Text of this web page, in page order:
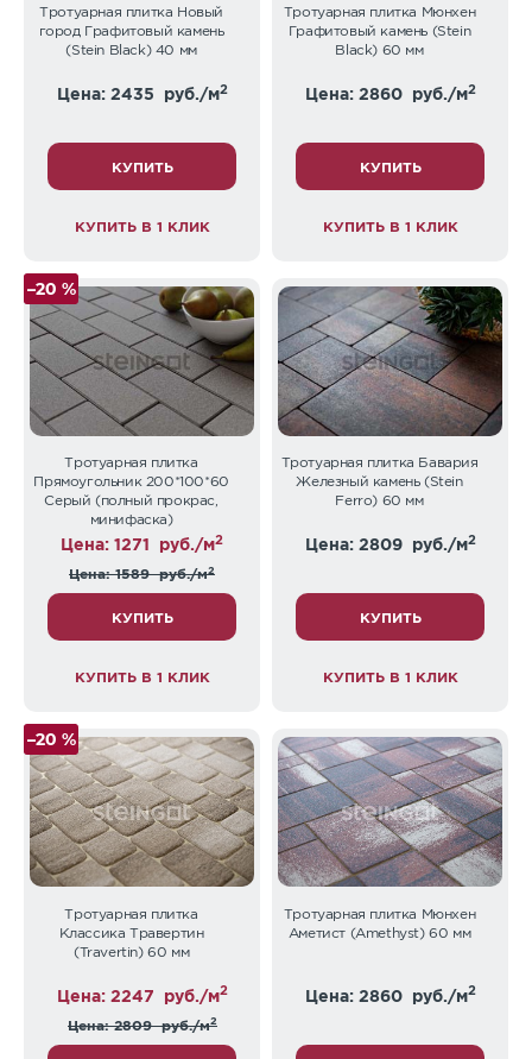
Тротуарная плитка Новый
город Графитовый камень
(Stein Black) 40 мм
Цена: 2435 руб./м2
КУПИТЬ
КУПИТЬ В 1 КЛИК
Тротуарная плитка Мюнхен
Графитовый камень (Stein
Black) 60 мм
Цена: 2860 руб./м2
КУПИТЬ
КУПИТЬ В 1 КЛИК
–20 %
Тротуарная плитка
Прямоугольник 200*100*60
Серый (полный прокрас,
минифаска)
Цена: 1271 руб./м2
Цена: 1589руб./м2
КУПИТЬ
КУПИТЬ В 1 КЛИК
Тротуарная плитка Бавария
Железный камень (Stein
Ferro) 60 мм
Цена: 2809 руб./м2
КУПИТЬ
КУПИТЬ В 1 КЛИК
–20 %
Тротуарная плитка
Классика Травертин
(Travertin) 60 мм
Цена: 2247 руб./м2
Цена: 2809руб./м2
Тротуарная плитка Мюнхен
Аметист (Amethyst) 60 мм
Цена: 2860 руб./м2